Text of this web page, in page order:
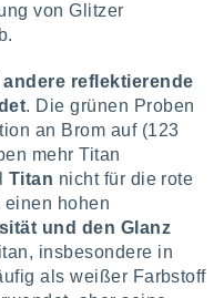
von Glitzer
reflektierende
. Die grünen Proben
an Brom auf (123
mehr Titan
Titan nicht für die rote
einen hohen
und den Glanz
insbesondere in
als weißer Farbstoff